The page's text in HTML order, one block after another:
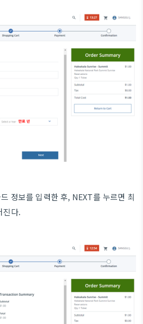
정보를 입력한 후, NEXT를 누르면 최
진다.